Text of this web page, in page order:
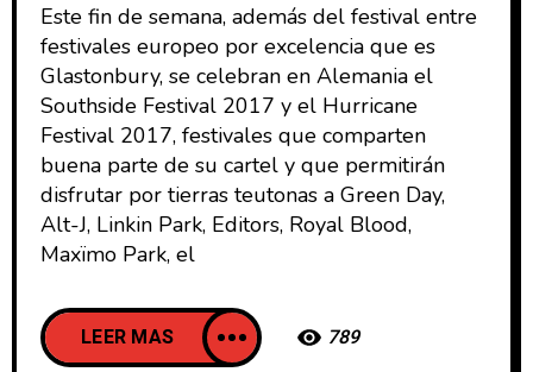
Este fin de semana, además del festival entre
festivales europeo por excelencia que es
Glastonbury, se celebran en Alemania el
Southside Festival 2017 y el Hurricane
Festival 2017, festivales que comparten
buena parte de su cartel y que permitirán
disfrutar por tierras teutonas a Green Day,
Alt-J, Linkin Park, Editors, Royal Blood,
Maxïmo Park, el
LEER MAS 789